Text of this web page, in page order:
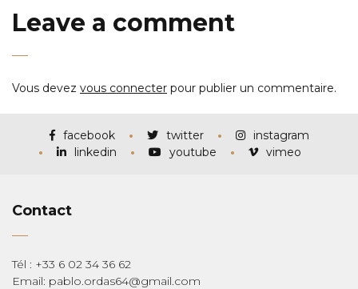
Leave a comment
Vous devez vous connecter pour publier un commentaire.
facebook twitter
instagram
linkedin
youtube vimeo
Contact
Tél : +33 6 02 34 36 62
Email: pablo.ordas64@gmail.com